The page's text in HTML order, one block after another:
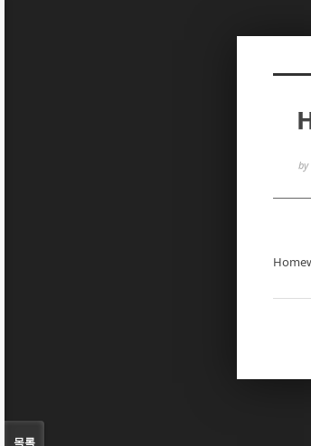
by
목록
Sketchbook5, 스케치북5
Sketchbook5, 스케치북5
Sketchbook5, 스케치북5
Sketchbook5, 스케치북5